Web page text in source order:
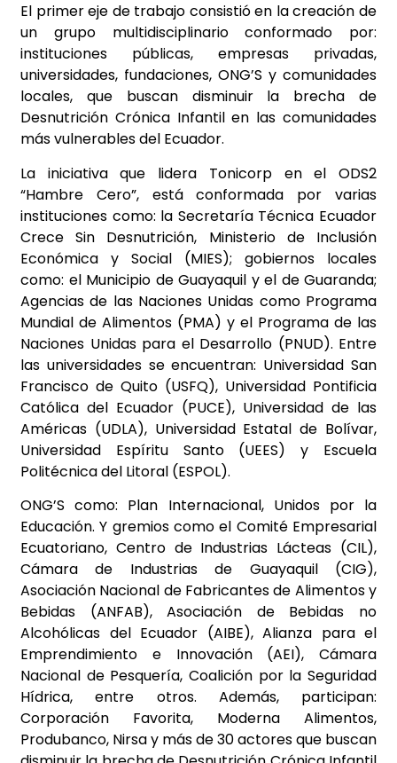
El primer eje de trabajo consistió en la creación de
un grupo multidisciplinario conformado por:
instituciones públicas, empresas privadas,
universidades, fundaciones, ONG’S y comunidades
locales, que buscan disminuir la brecha de
Desnutrición Crónica Infantil en las comunidades
más vulnerables del Ecuador.
La iniciativa que lidera Tonicorp en el ODS2
“Hambre Cero”, está conformada por varias
instituciones como: la Secretaría Técnica Ecuador
Crece Sin Desnutrición, Ministerio de Inclusión
Económica y Social (MIES); gobiernos locales
como: el Municipio de Guayaquil y el de Guaranda;
Agencias de las Naciones Unidas como Programa
Mundial de Alimentos (PMA) y el Programa de las
Naciones Unidas para el Desarrollo (PNUD). Entre
las universidades se encuentran: Universidad San
Francisco de Quito (USFQ), Universidad Pontificia
Católica del Ecuador (PUCE), Universidad de las
Américas (UDLA), Universidad Estatal de Bolívar,
Universidad Espíritu Santo (UEES) y Escuela
Politécnica del Litoral (ESPOL).
ONG’S como: Plan Internacional, Unidos por la
Educación. Y gremios como el Comité Empresarial
Ecuatoriano, Centro de Industrias Lácteas (CIL),
Cámara de Industrias de Guayaquil (CIG),
Asociación Nacional de Fabricantes de Alimentos y
Bebidas (ANFAB), Asociación de Bebidas no
Alcohólicas del Ecuador (AIBE), Alianza para el
Emprendimiento e Innovación (AEI), Cámara
Nacional de Pesquería, Coalición por la Seguridad
Hídrica, entre otros. Además, participan:
Corporación Favorita, Moderna Alimentos,
Produbanco, Nirsa y más de 30 actores que buscan